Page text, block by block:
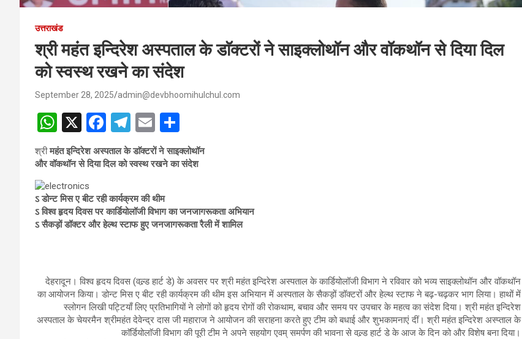
उत्तराखंड
श्री महंत इन्दिरेश अस्पताल के डाॅक्टरों ने साइक्लोथॉन और वॉकथॉन से दिया दिल
को स्वस्थ रखने का संदेश
September 28, 2025 admin@devbhoomihulchul.com
W
h
at
s
A
p
X
F
a
ce
o
o
T
el
e
a
m
E
m
ail
h
ar
श्रीमहंत इन्दिरेश अस्पताल के डाॅक्टरों ने साइक्लोथॉन
और वॉकथॉन से दिया दिल को स्वस्थ रखने का संदेश
ऽ डोन्ट मिस ए बीट रही कार्यक्रम की थीम
ऽ विश्व हृदय दिवस पर कार्डियोलॉजी विभाग का जनजागरूकता अभियान
ऽ सैकड़ों डॉक्टर और हेल्थ स्टाफ हुए जनजागरूकता रैली में शामिल
देहरादून। विश्व हृदय दिवस (वल्र्ड हार्ट डे) के अवसर पर श्री महंत इन्दिरेश अस्पताल के कार्डियोलॉजी विभाग ने रविवार को भव्य साइक्लोथॉन और वॉकथॉन
का आयोजन किया। डोन्ट मिस ए बीट रही कार्यक्रम की थीम इस अभियान में अस्पताल के सैकड़ों डॉक्टरों और हेल्थ स्टाफ ने बढ़-चढ़कर भाग लिया। हाथों में
स्लोगन लिखी पट्टियाँ लिए प्रतिभागियों ने लोगों को हृदय रोगों की रोकथाम, बचाव और समय पर उपचार के महत्व का संदेश दिया। श्री महंत इन्दिरेश
अस्पताल के चेयरमैन श्रीमहंत देवेन्द्र दास जी महाराज ने आयोजन की सराहना करते हुए टीम को बधाई और शुभकामनाएं दीं। श्री महंत इन्दिरेश अस्प्ताल के
काॅर्डियोलाॅजी विभाग की पूरी टीम ने अपने सहयोग एवम् समर्पण की भावना से वल्र्ड हार्ट डे के आज के दिन को और विशेष बना दिया।